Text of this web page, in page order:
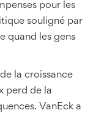
pour les
souligné par
quand les gens
la croissance
perd de la
VanEck a